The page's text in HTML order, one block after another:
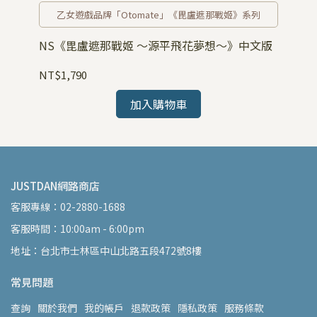
乙女遊戲品牌「Otomate」《毘盧遮那戰姬》系列
NS《毘盧遮那戰姬 ～源平飛花夢想～》中文版
NT$1,790
加入購物車
JUSTDAN網路商店
客服專線：02-2880-1688
客服時間：10:00am - 6:00pm
地址：台北市士林區中山北路五段472號8樓
常見問題
查詢 關於我們 我的帳戶 退款政策 隱私政策 服務條款